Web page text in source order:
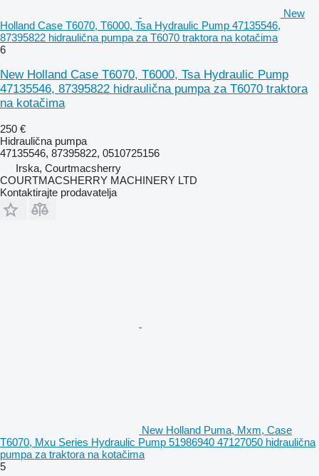
New
Holland Case T6070, T6000, Tsa Hydraulic Pump 47135546,
87395822 hidraulična pumpa za T6070 traktora na kotačima
6
New Holland Case T6070, T6000, Tsa Hydraulic Pump
47135546, 87395822 hidraulična pumpa za T6070 traktora
na kotačima
250 €
Hidraulična pumpa
47135546, 87395822, 0510725156
Irska, Courtmacsherry
COURTMACSHERRY MACHINERY LTD
Kontaktirajte prodavatelja
New Holland Puma, Mxm, Case
T6070, Mxu Series Hydraulic Pump 51986940 47127050 hidraulična
pumpa za traktora na kotačima
5